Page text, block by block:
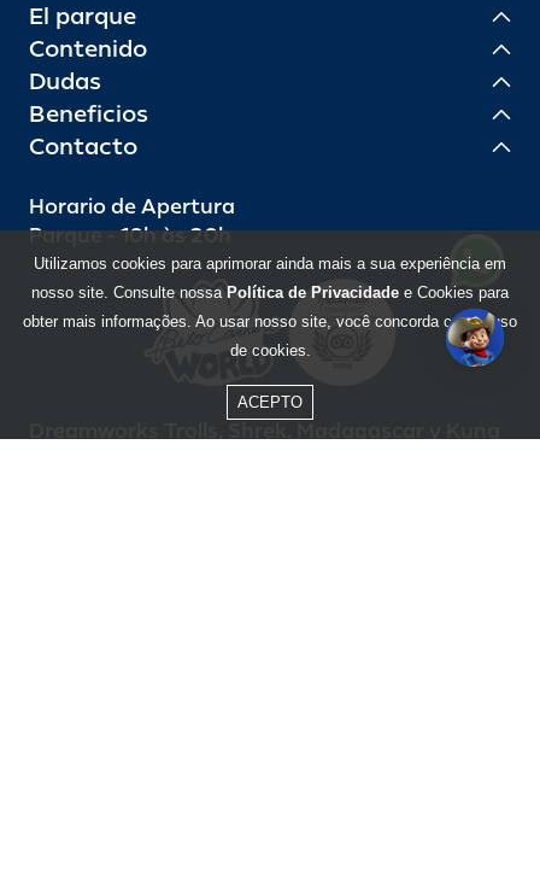
El parque
Contenido
Dudas
Beneficios
Contacto
Horario de Apertura
Parque - 10h às 20h
Utilizamos cookies para aprimorar ainda mais a sua experiência em
nosso site. Consulte nossa Política de Privacidade e Cookies para
obter mais informações. Ao usar nosso site, você concorda com o uso
de cookies.
ACEPTO